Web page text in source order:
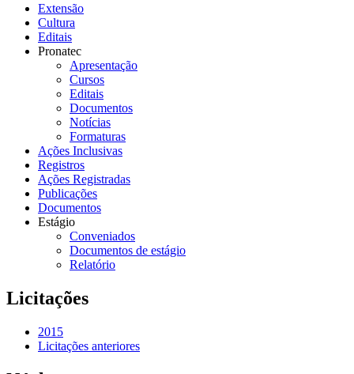
Extensão
Cultura
Editais
Pronatec
Apresentação
Cursos
Editais
Documentos
Notícias
Formaturas
Ações Inclusivas
Registros
Ações Registradas
Publicações
Documentos
Estágio
Conveniados
Documentos de estágio
Relatório
Licitações
2015
Licitações anteriores